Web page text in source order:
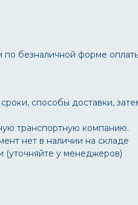
безналичной форме
способы доставки,
транспортную компанию.
нет в наличии на складе
(уточняйте у менеджеров)